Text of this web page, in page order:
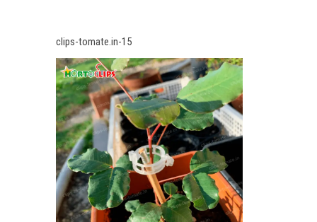
clips-tomate.in-15